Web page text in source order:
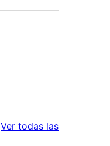
Ver todas las